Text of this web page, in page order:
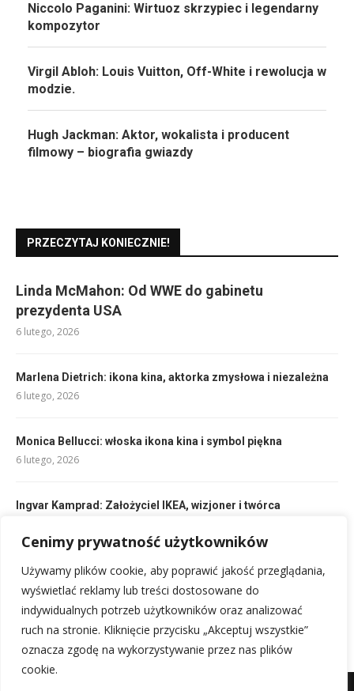
Cenimy prywatność użytkowników
Używamy plików cookie, aby poprawić jakość przeglądania,
wyświetlać reklamy lub treści dostosowane do
indywidualnych potrzeb użytkowników oraz analizować
ruch na stronie. Kliknięcie przycisku „Akceptuj wszystkie”
oznacza zgodę na wykorzystywanie przez nas plików
cookie.
Niccolo Paganini: Wirtuoz skrzypiec i legendarny
kompozytor
Virgil Abloh: Louis Vuitton, Off-White i rewolucja w
modzie.
Hugh Jackman: Aktor, wokalista i producent
filmowy – biografia gwiazdy
PRZECZYTAJ KONIECZNIE!
Linda McMahon: Od WWE do gabinetu
prezydenta USA
6 lutego, 2026
Marlena Dietrich: ikona kina, aktorka zmysłowa i niezależna
6 lutego, 2026
Monica Bellucci: włoska ikona kina i symbol piękna
6 lutego, 2026
Ingvar Kamprad: Założyciel IKEA, wizjoner i twórca
6 lutego, 2026
Sophia Loren: Włoska ikona kina kończy 89 lat
6 lutego, 2026